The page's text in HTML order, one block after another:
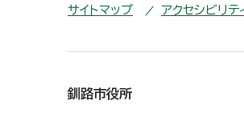
サイトマップ アクセシビリ
釧路市役所